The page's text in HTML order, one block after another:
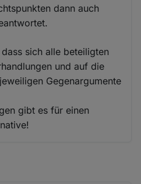
dann auch
sich alle beteiligten
und auf die
Gegenargumente
gibt es für einen